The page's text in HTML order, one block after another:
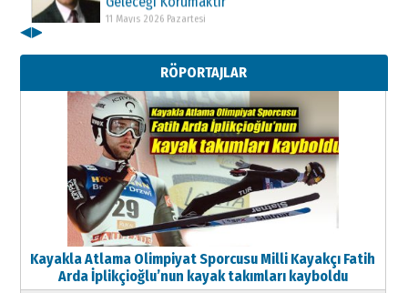
11 Mayıs 2026 Pazartesi
Metin Külünk: Aileyi Korumak
Geleceği Korumaktır
11 Mayıs 2026 Pazartesi
◀▶
RÖPORTAJLAR
Kayakla Atlama Olimpiyat Sporcusu Milli Kayakçı Fatih
Arda İplikçioğlu’nun kayak takımları kayboldu